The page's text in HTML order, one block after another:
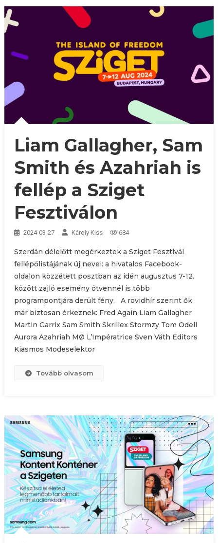
Liam Gallagher, Sam
Smith és Azahriah is
fellép a Sziget
Fesztiválon
2024-03-27 Károly Kiss 684
Szerdán délelőtt megérkeztek a Sziget Fesztivál
fellépőlistájának új nevei: a hivatalos Facebook-
oldalon közzétett posztban az idén augusztus 7-12.
között zajló esemény ötvennél is több
programpontjára derült fény. A rövidhír szerint ők
már biztosan érkeznek: Fred Again Liam Gallagher
Martin Garrix Sam Smith Skrillex Stormzy Tom Odell
Aurora Azahriah MØ L’Impératrice Sven Väth Editors
Kiasmos Modeselektor
Tovább olvasom